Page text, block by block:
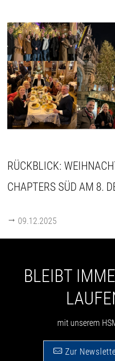
RÜCKBLICK:
CHAPTERS SÜD AM 8.
09.12.2025
BLEIBT
mit unserem
Zur